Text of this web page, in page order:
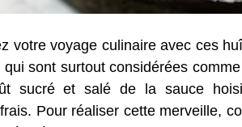
votre voyage culinaire avec ces
qui sont surtout considérées
sucré et salé de la sauce
Pour réaliser cette merveille,